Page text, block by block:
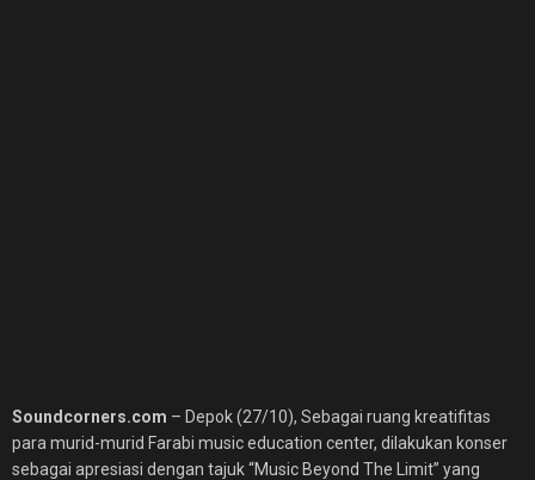
Soundcorners.com – Depok (27/10), Sebagai ruang kreatifitas
para murid-murid Farabi music education center, dilakukan konser
sebagai apresiasi dengan tajuk “Music Beyond The Limit” yang